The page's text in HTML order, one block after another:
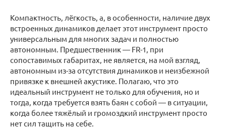
Компактность, лёгкость, а, в особенности, наличие двух
встроенных динамиков делает этот инструмент просто
универсальным для многих задач и полностью
автономным. Предшественник — FR-1, при
сопоставимых габаритах, не является, на мой взгляд,
автономным из-за отсутствия динамиков и неизбежной
привязке к внешней акустике. Полагаю, что это
идеальный инструмент не только для обучения, но и
тогда, когда требуется взять баян с собой — в ситуации,
когда более тяжёлый и громоздкий инструмент просто
нет сил тащить на себе.